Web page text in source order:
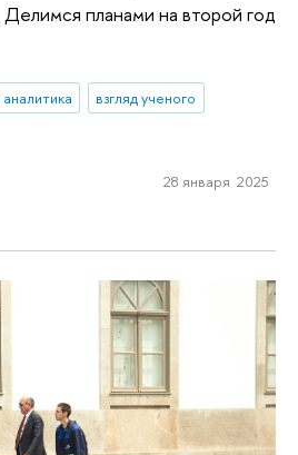
планами на второй год
взгляд ученого
28 января 2025